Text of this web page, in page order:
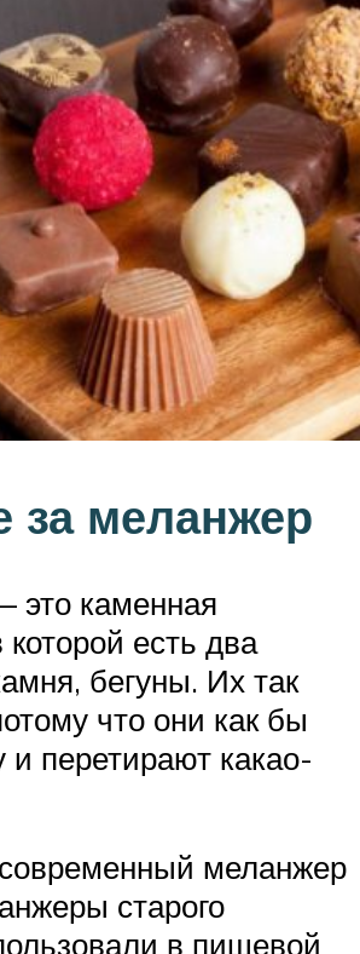
за меланжер
каменная
есть два
бегуны. Их так
что они как бы
и перетирают какао-
меланжер
старого
в пищевой